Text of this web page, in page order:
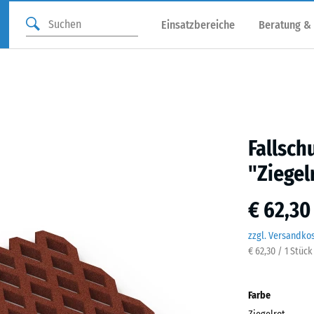
Einsatzbereiche Beratung &
€
zzgl.
€ 62,30 / 1
Farbe